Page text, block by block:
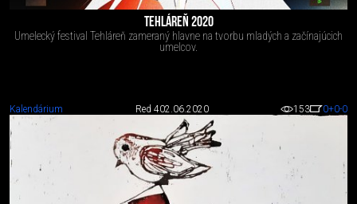
TEHLÁREŇ 2020
Umelecký festival Tehláreň zameraný hlavne na tvorbu mladých a začínajúcich
umelcov.
Kalendárium Red 402.06.2020 153 0+0-0